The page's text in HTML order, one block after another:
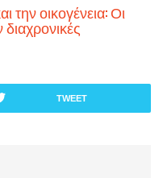
την οικογένεια: Οι
TWEET